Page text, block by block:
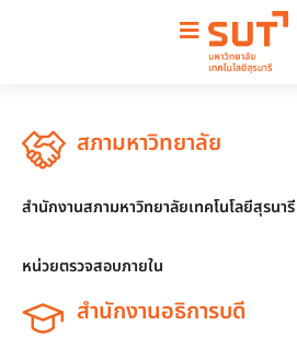
สภามหาวิทยาลัย
สำนักงานสภามหาวิทยาลัยเทคโนโลยีสุรนารี
หน่วยตรวจสอบภายใน
สำนักงานอธิการบดี